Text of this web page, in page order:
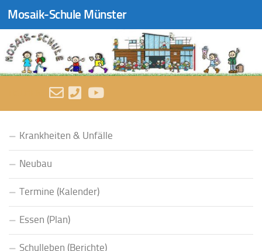
Zum Inhalt springen
Mosaik-Schule Münster
Krankheiten & Unfälle
Neubau
Termine (Kalender)
Essen (Plan)
Schulleben (Berichte)